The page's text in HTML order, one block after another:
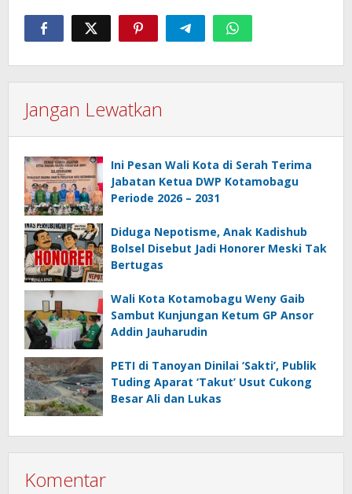
Jangan Lewatkan
Ini Pesan Wali Kota di Serah Terima
Jabatan Ketua DWP Kotamobagu
Periode 2026 – 2031
Diduga Nepotisme, Anak Kadishub
Bolsel Disebut Jadi Honorer Meski Tak
Bertugas
Wali Kota Kotamobagu Weny Gaib
Sambut Kunjungan Ketum GP Ansor
Addin Jauharudin
PETI di Tanoyan Dinilai ‘Sakti’, Publik
Tuding Aparat ‘Takut’ Usut Cukong
Besar Ali dan Lukas
Komentar